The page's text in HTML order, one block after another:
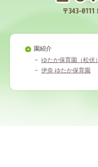
園紹介
ゆたか保育園（松伏）
伊奈 ゆたか保育園